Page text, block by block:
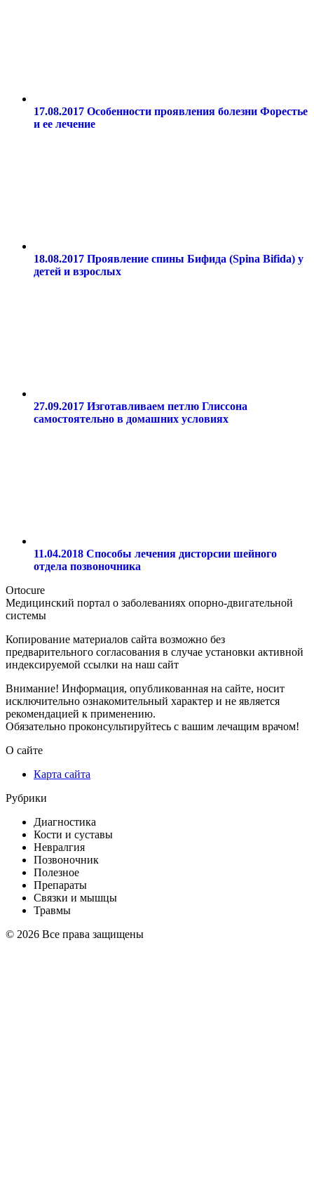
17.08.2017 Особенности проявления болезни Форестье
и ее лечение
18.08.2017 Проявление спины Бифида (Spina Bifida) у
детей и взрослых
27.09.2017 Изготавливаем петлю Глиссона
самостоятельно в домашних условиях
11.04.2018 Способы лечения дисторсии шейного
отдела позвоночника
Ortocure
Медицинский портал о заболеваниях опорно-двигательной
системы
Копирование материалов сайта возможно без
предварительного согласования в случае установки активной
индексируемой ссылки на наш сайт
Внимание! Информация, опубликованная на сайте, носит
исключительно ознакомительный характер и не является
рекомендацией к применению.
Обязательно проконсультируйтесь с вашим лечащим врачом!
О сайте
Карта сайта
Рубрики
Диагностика
Кости и суставы
Невралгия
Позвоночник
Полезное
Препараты
Связки и мышцы
Травмы
© 2026 Все права защищены